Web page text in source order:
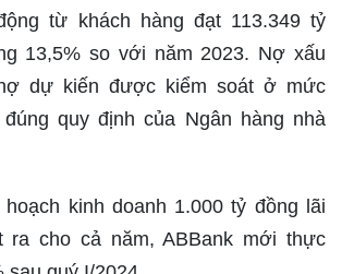
từ khách hàng đạt 113.349 tỷ
13,5% so với năm 2023. Nợ xấu
dự kiến được kiểm soát ở mức
quy định của Ngân hàng nhà
kinh doanh 1.000 tỷ đồng lãi
ra cho cả năm, ABBank mới thực